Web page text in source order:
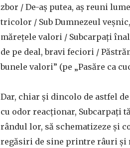
zbor / De-aș putea, aș reuni
tricolor / Sub Dumnezeul
mărețele valori / Subcarpați
de pe deal, bravi feciori /
bunele valori” (pe „Pasăre ca
Dar, chiar și dincolo de astfel
cu odor reacționar, Subcarpați
rândul lor, să schematizeze și
regăsiri de sine printre râuri și